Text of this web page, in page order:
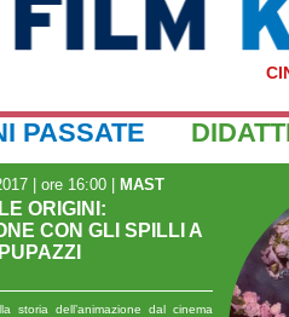
PASSATE
| ore 16:00 MAST
ORIGINI:
CON GLI SPILLI A
storia dell’animazione dal cinema